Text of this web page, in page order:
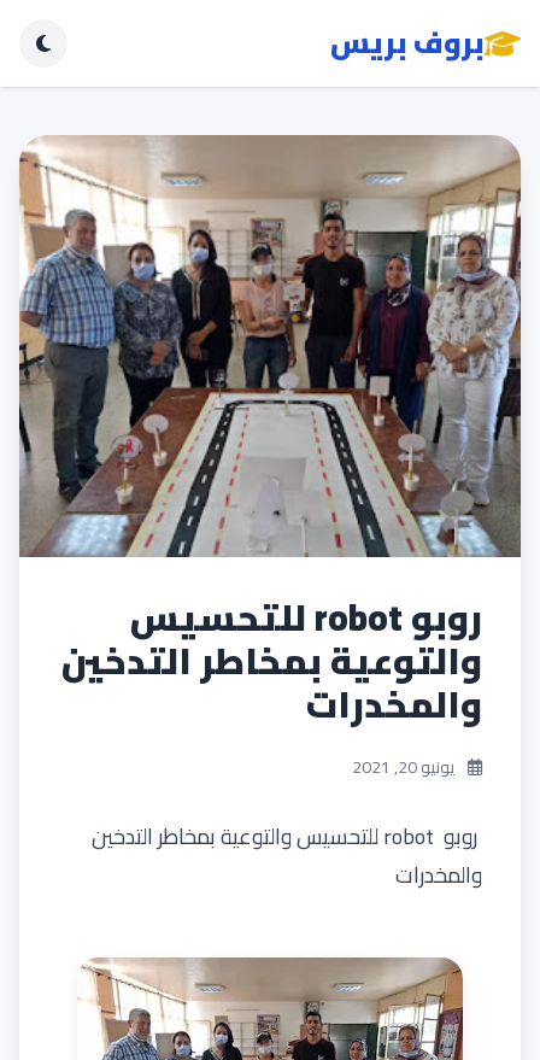
بروف بريس
روبو robot للتحسيس
والتوعية بمخاطر التدخين
والمخدرات
يونيو 20, 2021
روبو robot للتحسيس والتوعية بمخاطر التدخين
والمخدرات